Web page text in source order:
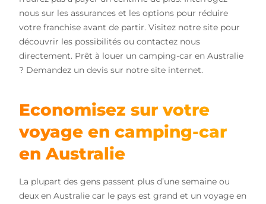
nous sur les assurances et les options pour réduire
votre franchise avant de partir. Visitez notre site pour
découvrir les possibilités ou contactez nous
directement. Prêt à louer un camping-car en Australie
? Demandez un devis sur notre site internet.
Economisez sur votre
voyage en camping-car
en Australie
La plupart des gens passent plus d’une semaine ou
deux en Australie car le pays est grand et un voyage en